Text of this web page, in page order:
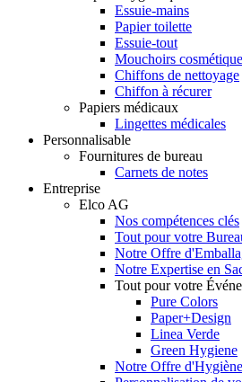
Essuie-mains
Papier toilette
Essuie-tout
Mouchoirs
Chiffons de nettoyage
Chiffon à récurer
Papiers médicaux
Lingettes médicales
Personnalisable
Fournitures de bureau
Carnets de notes
Entreprise
Elco AG
Nos compétences clés
Tout pour votre
Notre Offre
Notre Expertise en
Tout pour votre
Pure Colors
Paper+Design
Linea Verde
Green Hygiene
Notre Offre d'Hygiène